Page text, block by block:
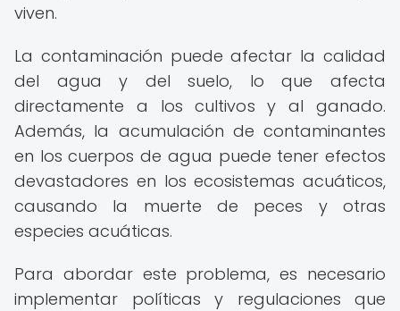
viven.
La contaminación puede afectar la calidad
del agua y del suelo, lo que afecta
directamente a los cultivos y al ganado.
Además, la acumulación de contaminantes
en los cuerpos de agua puede tener efectos
devastadores en los ecosistemas acuáticos,
causando la muerte de peces y otras
especies acuáticas.
Para abordar este problema, es necesario
implementar políticas y regulaciones que